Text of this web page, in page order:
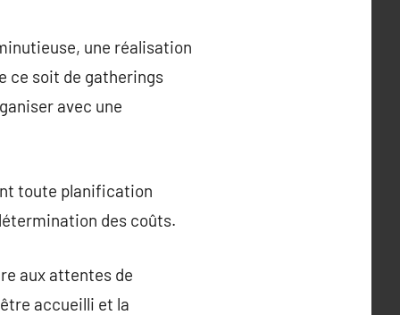
une réalisation
ce soit de gatherings
avec une
toute planification
des coûts.
aux attentes de
accueilli et la